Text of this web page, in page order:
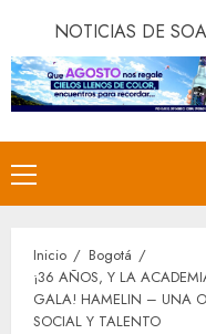
NOTICIAS DE
Menú
principal
Inicio
Bogotá
¡36 AÑOS, Y LA
GALA! HAMELIN – UNA
SOCIAL Y TALENTO